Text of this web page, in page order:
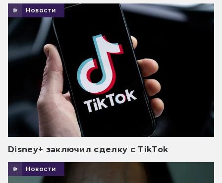
Новости
Disney+ заключил сделку с TikTok
Новости